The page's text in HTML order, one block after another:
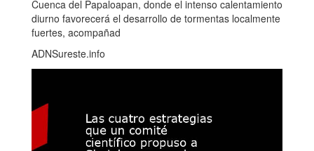
Cuenca del Papaloapan, donde el intenso calentamiento
diurno favorecerá el desarrollo de tormentas localmente
fuertes, acompañad
ADNSureste.info